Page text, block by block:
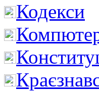
Кодекси